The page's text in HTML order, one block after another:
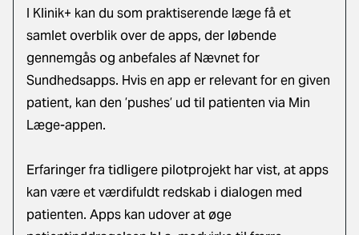
I Klinik+ kan du som praktiserende læge få et
samlet overblik over de apps, der løbende
gennemgås og anbefales af Nævnet for
Sundhedsapps. Hvis en app er relevant for en given
patient, kan den ’pushes’ ud til patienten via Min
Læge-appen.
Erfaringer fra tidligere pilotprojekt har vist, at apps
kan være et værdifuldt redskab i dialogen med
patienten. Apps kan udover at øge